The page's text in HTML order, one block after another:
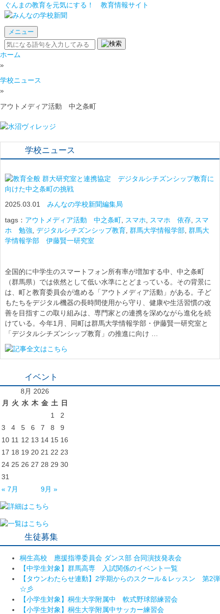
ぐんまの教育を元気にする！ 教育情報サイト
メニュー
ホーム
»
学校ニュース
»
アウトメディア活動 中之条町
学校ニュース
群大研究室と連携協定 デジタルシチズンシップ教育に
向けた中之条町の挑戦
2025.03.01 みんなの学校新聞編集局
tags： アウトメディア活動 中之条町 スマホ スマホ 依存
スマ
ホ 勉強 デジタルシチズンシップ教育 群馬大学情報学部 群馬大
学情報学部 伊藤賢一研究室
全国的に中学生のスマートフォン所有率が増加する中、中之条町
（群馬県）では依然として低い水準にとどまっている。その背景に
は、町と教育委員会が進める「アウトメディア活動」がある。子ど
もたちをデジタル機器の長時間使用から守り、健康や生活習慣の改
善を目指すこの取り組みは、専門家との連携を深めながら進化を続
けている。今年1月、同町は群馬大学情報学部・伊藤賢一研究室と
「デジタルシチズンシップ教育」の推進に向け …
イベント
8月 2026
月
火 水 木 金 土
日
1
2
3
4 5 6 7 8
9
10 11 12 13 14 15 16
17 18 19 20 21 22 23
24 25 26 27 28 29 30
31
« 7月
9月 »
生徒募集
桐生高校 應援指導委員会 ダンス部 合同演技発表会
【中学生対象】群馬高専 入試関係のイベント一覧
【タウンわたらせ連動】2学期からのスクール＆レッスン 第2弾
☆彡
【小学生対象】桐生大学附属中 軟式野球部練習会
【小学生対象】桐生大学附属中サッカー練習会